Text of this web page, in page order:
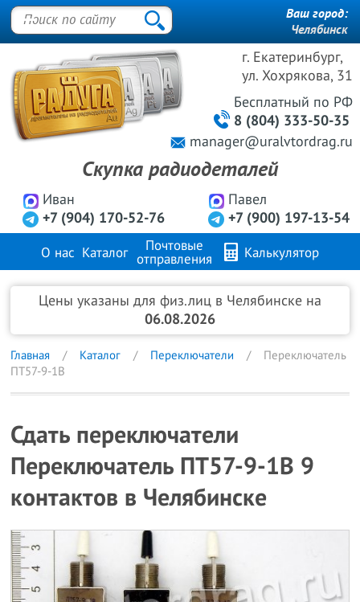
г. Екатеринбург,
ул. Хохрякова, 31
Иван
+7 (904) 170-52-76
Павел
+7 (900) 197-13-54
Бесплатный по РФ
8 (804) 333-50-35
manager@uralvtordrag.ru
Скупка радиодеталей
Ваш город:
Челябинск
О нас Каталог
Почтовые
отправления
Калькулятор
Продажа металлов Контакты
Цены указаны для физ.лиц в Челябинске на
06.08.2026
Главная Каталог Переключатели
Переключатель
ПТ57-9-1В
Сдать переключатели
Переключатель ПТ57-9-1В 9
контактов в Челябинске